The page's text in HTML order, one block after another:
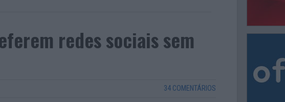
redes sociais sem
34 COMENTÁRIOS